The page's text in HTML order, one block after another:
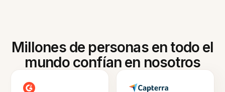
Millones de personas en todo el
mundo confían en nosotros